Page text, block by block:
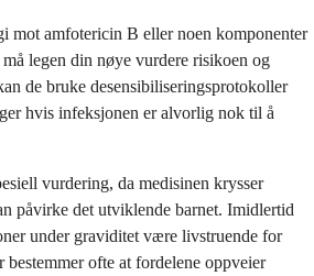
mot amfotericin B eller noen komponenter
legen din nøye vurdere risikoen og
de bruke desensibiliseringsprotokoller
hvis infeksjonen er alvorlig nok til å
vurdering, da medisinen krysser
påvirke det utviklende barnet. Imidlertid
under graviditet være livstruende for
bestemmer ofte at fordelene oppveier